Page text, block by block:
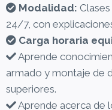
Modalidad:
24/7, con
Carga horaria
Aprende
armado y montaje de
superiores.
Aprende acerca de